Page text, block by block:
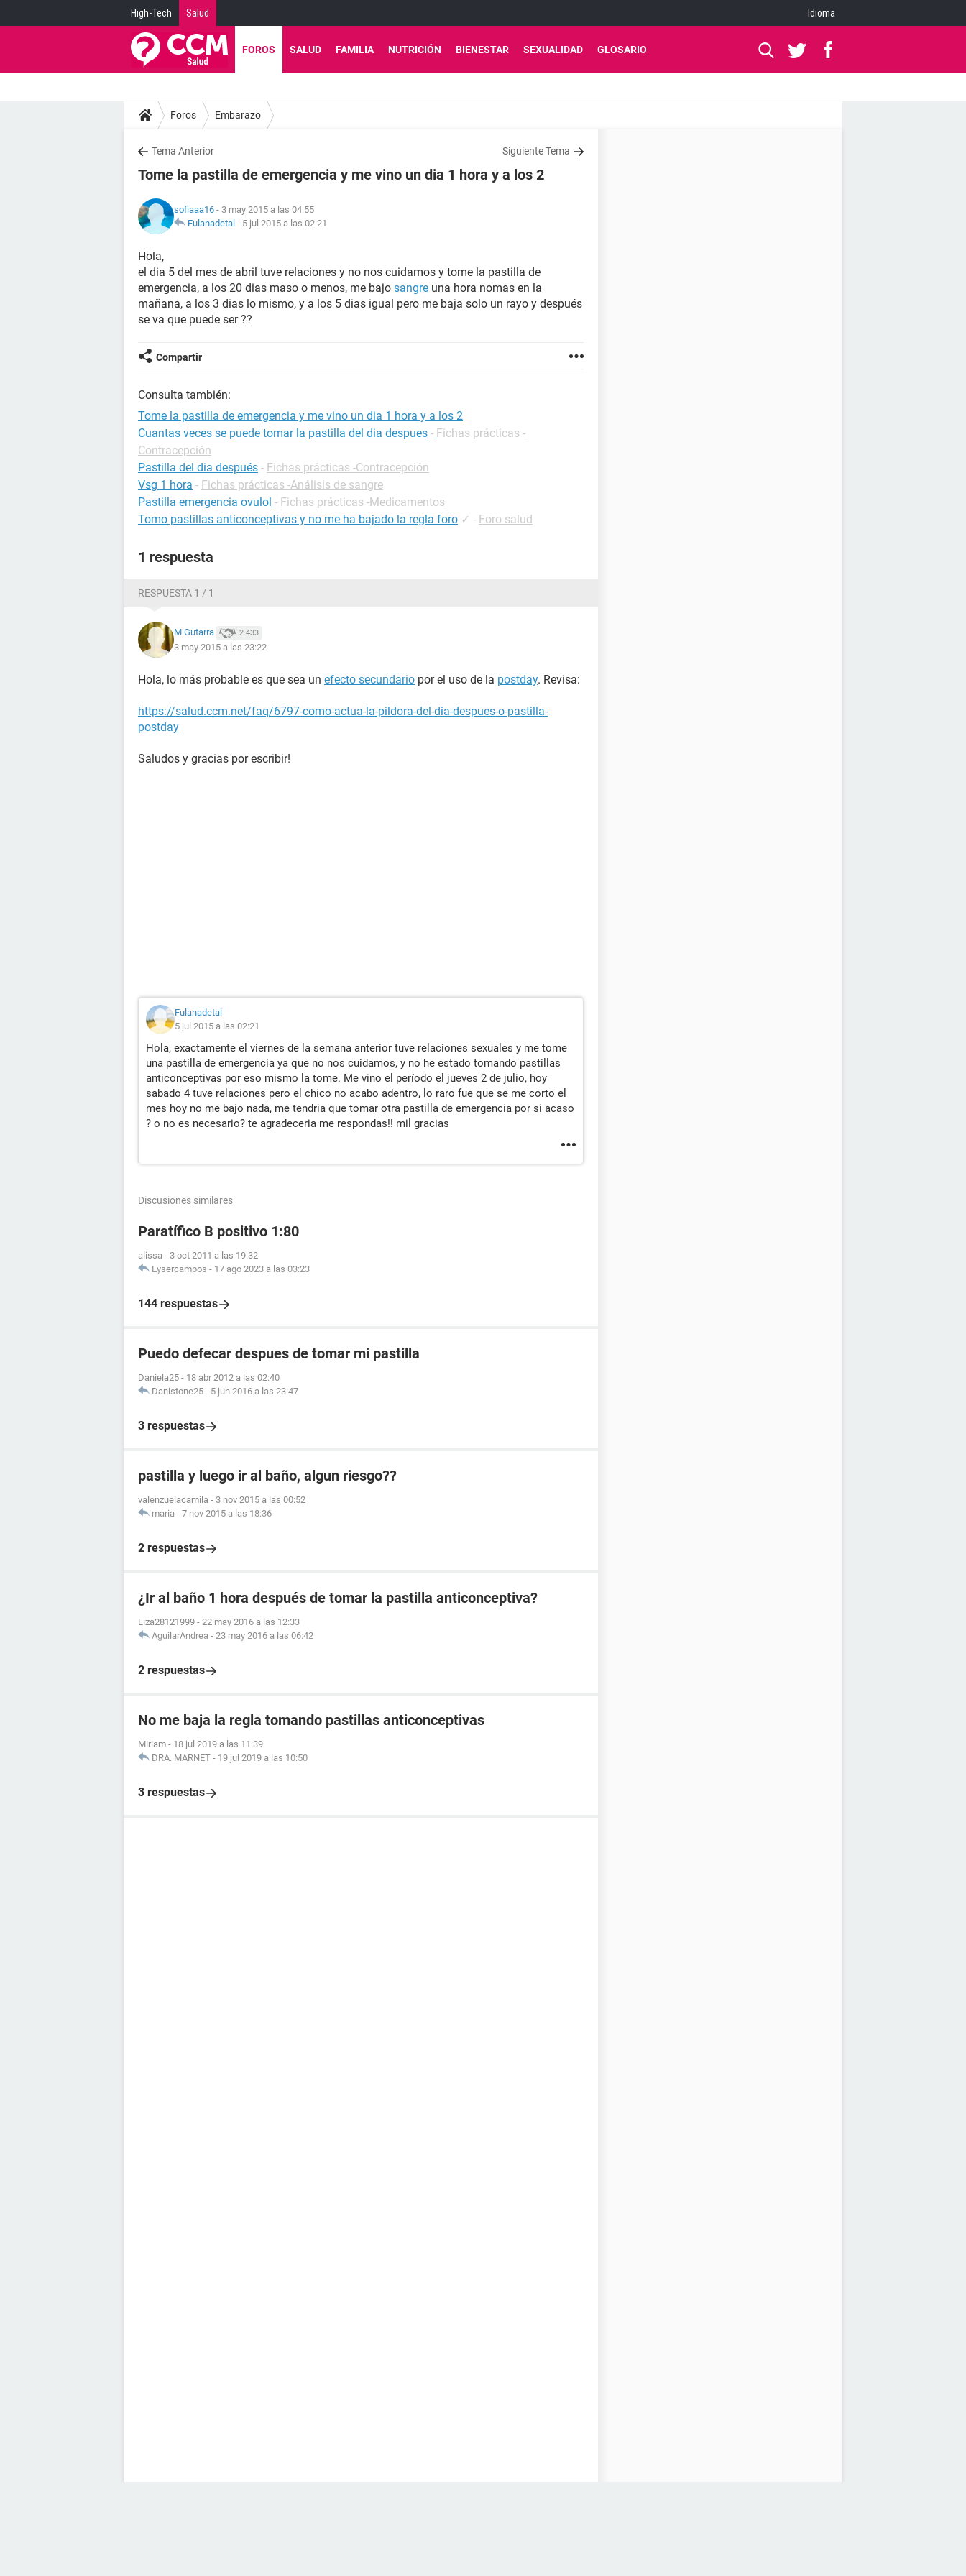
High-Tech Salud Idioma
FOROS SALUD FAMILIA NUTRICIÓN BIENESTAR SEXUALIDAD GLOSARIO
Foros Embarazo
Tema Anterior Siguiente Tema
Tome la pastilla de emergencia y me vino un dia 1 hora y a los 2
sofiaaa16 - 3 may 2015 a las 04:55
Fulanadetal - 5 jul 2015 a las 02:21
Hola,
el dia 5 del mes de abril tuve relaciones y no nos cuidamos y tome la pastilla de
emergencia, a los 20 dias maso o menos, me bajo sangre una hora nomas en la
mañana, a los 3 dias lo mismo, y a los 5 dias igual pero me baja solo un rayo y después
se va que puede ser ??
Compartir
Consulta también:
Tome la pastilla de emergencia y me vino un dia 1 hora y a los 2
Cuantas veces se puede tomar la pastilla del dia despues - Fichas prácticas -
Contracepción
Pastilla del dia después - Fichas prácticas -Contracepción
Vsg 1 hora - Fichas prácticas -Análisis de sangre
Pastilla emergencia ovulol - Fichas prácticas -Medicamentos
Tomo pastillas anticonceptivas y no me ha bajado la regla foro ✓ - Foro salud
1 respuesta
RESPUESTA 1 / 1
M Gutarra 2.433
3 may 2015 a las 23:22
Hola, lo más probable es que sea un efecto secundario por el uso de la postday. Revisa:
https://salud.ccm.net/faq/6797-como-actua-la-pildora-del-dia-despues-o-pastilla-
postday
Saludos y gracias por escribir!
Fulanadetal
5 jul 2015 a las 02:21
Hola, exactamente el viernes de la semana anterior tuve relaciones sexuales y me tome
una pastilla de emergencia ya que no nos cuidamos, y no he estado tomando pastillas
anticonceptivas por eso mismo la tome. Me vino el período el jueves 2 de julio, hoy
sabado 4 tuve relaciones pero el chico no acabo adentro, lo raro fue que se me corto el
mes hoy no me bajo nada, me tendria que tomar otra pastilla de emergencia por si acaso
? o no es necesario? te agradeceria me respondas!! mil gracias
Discusiones similares
Paratífico B positivo 1:80
alissa - 3 oct 2011 a las 19:32
Eysercampos - 17 ago 2023 a las 03:23
144 respuestas
Puedo defecar despues de tomar mi pastilla
Daniela25 - 18 abr 2012 a las 02:40
Danistone25 - 5 jun 2016 a las 23:47
3 respuestas
pastilla y luego ir al baño, algun riesgo??
valenzuelacamila - 3 nov 2015 a las 00:52
maria - 7 nov 2015 a las 18:36
2 respuestas
¿Ir al baño 1 hora después de tomar la pastilla anticonceptiva?
Liza28121999 - 22 may 2016 a las 12:33
AguilarAndrea - 23 may 2016 a las 06:42
2 respuestas
No me baja la regla tomando pastillas anticonceptivas
Miriam - 18 jul 2019 a las 11:39
DRA. MARNET - 19 jul 2019 a las 10:50
3 respuestas